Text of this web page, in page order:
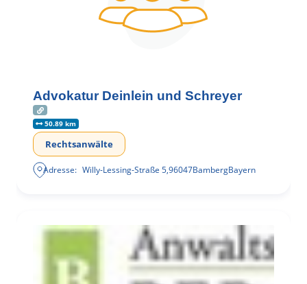
Advokatur Deinlein und Schreyer
50.89 km
Rechtsanwälte
Adresse: Willy-Lessing-Straße 5,96047BambergBayern